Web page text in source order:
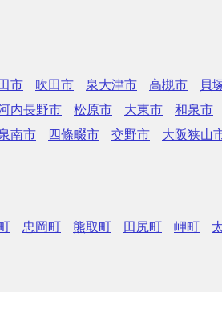
市 吹田市 泉大津市 高槻市
貝
内長野市 松原市 大東市
和泉市
南市 四條畷市 交野市 大阪狭山
忠岡町 熊取町 田尻町 岬町